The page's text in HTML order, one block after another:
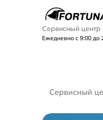
Сервисный центр
Ежедневно с 9:00 до
Сервисный